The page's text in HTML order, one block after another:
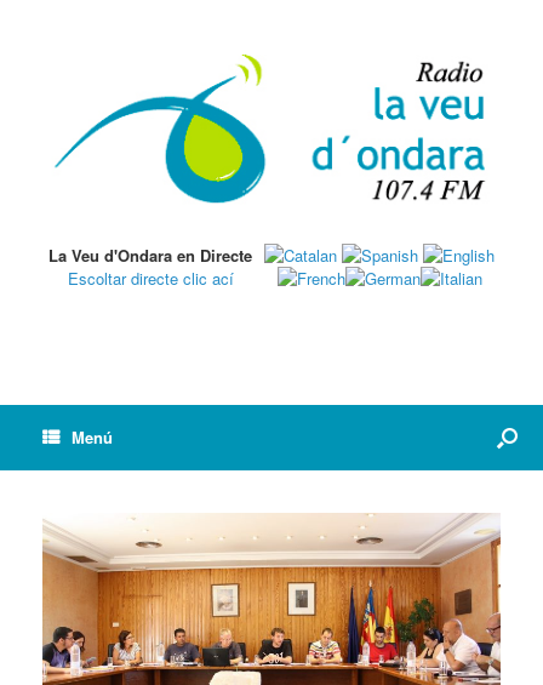
La Veu d'Ondara en Directe
Escoltar directe clic ací
Menú